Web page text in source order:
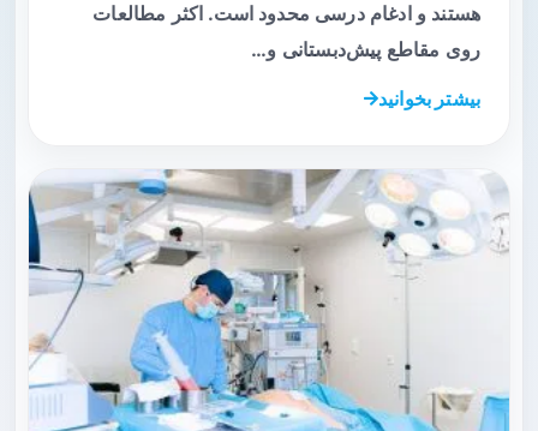
هستند و ادغام درسی محدود است. اکثر مطالعات
روی مقاطع پیش‌دبستانی و…
بیشتر بخوانید